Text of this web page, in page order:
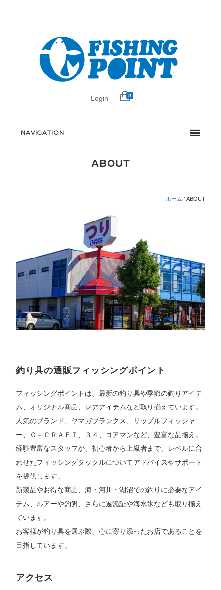
Login 0
NAVIGATION
ABOUT
ホーム / ABOUT
釣り具の通販フィッシングポイント
フィッシングポイントは、最新の釣り具や季節の釣りアイテ
ム、オリジナル商品、レアアイテムなど取り揃えています。
人気のブランド、ヤマガブランクス、リップルフィッシャ
ー、Ｇ－ＣＲＡＦＴ、３４、コアマンなど、豊富な品揃え。
経験豊富なスタッフが、初心者から上級者まで、レベルに合
わせたフィッシングタックルについてアドバイスやサポート
を提供します。
新製品やお得な商品、海・河川・湖沼での釣りに必要なアイ
テム、ルアーや釣餌、さらに遊漁証や海水氷なども取り揃え
ています。
お客様が釣り具を選ぶ際、心に寄り添ったお店であることを
目指しています。
アクセス